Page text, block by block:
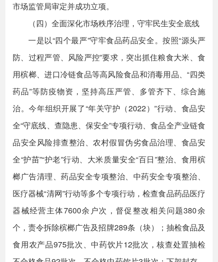
市场监管局审定并成功立项。
（四）全面深化市场秩序治理，守牢民生安全底线
一是以“四个最严”守牢食品药品安全。按照“源头严
防、过程严管、风险严控”要求，突出抓住粮食大米、食
用槟榔、进口冷链食品等高风险食品和消毒用品、“四类
药品”等防疫物资，坚持高压严管、多管齐下、综合施
治。今年组织开展了“年关守护（2022）”行动、食品安
全“守底线、查隐患、保安全”专项行动、食品全产业链食
品安全风险排查整治、农村假冒伪劣食品治理、食品安
全“护苗”“护老”行动、大米质量安全“百日”整治、食用槟
榔广告清理、药品安全专项整治、中药安全专项整治、
医疗器械“清网”行动等多个专项行动，检查食品药品医疗
器械经营主体7600余户次，督促整改相关问题380余
个，责令拆除槟榔广告及招牌289条（块）；抽检食品及
食用农产品975批次、中药饮片12批次，核查处置抽检